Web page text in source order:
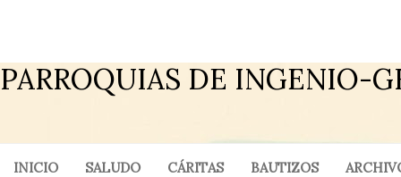
PARROQUIAS DE INGENIO-
INICIO SALUDO CÁRITAS BAUTIZOS